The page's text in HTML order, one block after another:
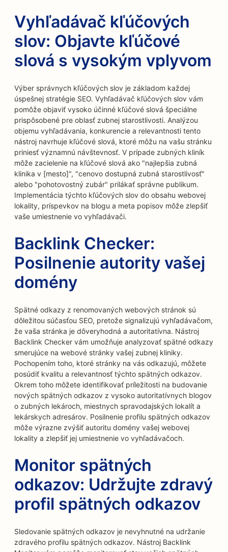
Vyhľadávač kľúčových
slov: Objavte kľúčové
slová s vysokým vplyvom
Výber správnych kľúčových slov je základom každej
úspešnej stratégie SEO. Vyhľadávač kľúčových slov vám
pomôže objaviť vysoko účinné kľúčové slová špeciálne
prispôsobené pre oblasť zubnej starostlivosti. Analýzou
objemu vyhľadávania, konkurencie a relevantnosti tento
nástroj navrhuje kľúčové slová, ktoré môžu na vašu stránku
priniesť významnú návštevnosť. V prípade zubných kliník
môže zacielenie na kľúčové slová ako "najlepšia zubná
klinika v [mesto]", "cenovo dostupná zubná starostlivosť"
alebo "pohotovostný zubár" prilákať správne publikum.
Implementácia týchto kľúčových slov do obsahu webovej
lokality, príspevkov na blogu a meta popisov môže zlepšiť
vaše umiestnenie vo vyhľadávači.
Backlink Checker:
Posilnenie autority vašej
domény
Spätné odkazy z renomovaných webových stránok sú
dôležitou súčasťou SEO, pretože signalizujú vyhľadávačom,
že vaša stránka je dôveryhodná a autoritatívna. Nástroj
Backlink Checker vám umožňuje analyzovať spätné odkazy
smerujúce na webové stránky vašej zubnej kliniky.
Pochopením toho, ktoré stránky na vás odkazujú, môžete
posúdiť kvalitu a relevantnosť týchto spätných odkazov.
Okrem toho môžete identifikovať príležitosti na budovanie
nových spätných odkazov z vysoko autoritatívnych blogov
o zubných lekároch, miestnych spravodajských lokalít a
lekárskych adresárov. Posilnenie profilu spätných odkazov
môže výrazne zvýšiť autoritu domény vašej webovej
lokality a zlepšiť jej umiestnenie vo vyhľadávačoch.
Monitor spätných
odkazov: Udržujte zdravý
profil spätných odkazov
Sledovanie spätných odkazov je nevyhnutné na udržanie
zdravého profilu spätných odkazov. Nástroj Backlink